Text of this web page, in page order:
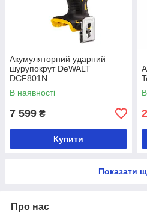
Акумуляторний ударний
шурупокрут DeWALT
DCF801N
В наявності
7 599 ₴
Купити
Показати
Про нас